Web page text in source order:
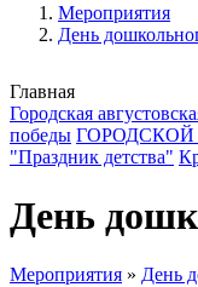
Мероприятия
День
Главная
Городская
победы
"Праздник детства"
День
Мероприятия » День